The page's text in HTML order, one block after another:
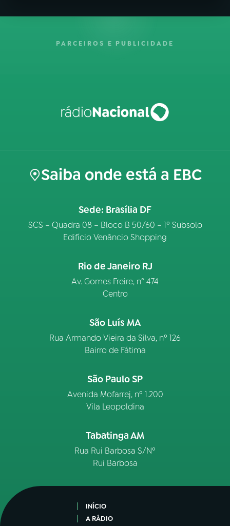
PARCEIROS E PUBLICIDADE
Saiba onde está a EBC
Sede: Brasília DF
SCS – Quadra 08 – Bloco B 50/60 – 1º Subsolo
Edifício Venâncio Shopping
Rio de Janeiro RJ
Av. Gomes Freire, n° 474
Centro
São Luís MA
Rua Armando Vieira da Silva, nº 126
Bairro de Fátima
São Paulo SP
Avenida Mofarrej, nº 1.200
Vila Leopoldina
Tabatinga AM
Rua Rui Barbosa S/Nº
Rui Barbosa
INÍCIO
A RÁDIO